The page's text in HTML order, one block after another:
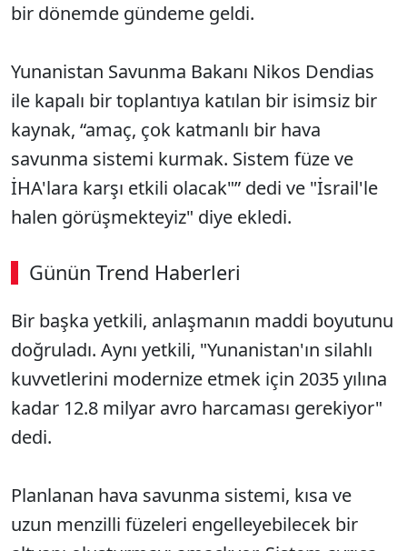
bir dönemde gündeme geldi.
Yunanistan Savunma Bakanı Nikos Dendias
ile kapalı bir toplantıya katılan bir isimsiz bir
kaynak, “amaç, çok katmanlı bir hava
savunma sistemi kurmak. Sistem füze ve
İHA'lara karşı etkili olacak"” dedi ve "İsrail'le
halen görüşmekteyiz" diye ekledi.
Günün Trend Haberleri
Bir başka yetkili, anlaşmanın maddi boyutunu
doğruladı. Aynı yetkili, "Yunanistan'ın silahlı
kuvvetlerini modernize etmek için 2035 yılına
kadar 12.8 milyar avro harcaması gerekiyor"
dedi.
Planlanan hava savunma sistemi, kısa ve
uzun menzilli füzeleri engelleyebilecek bir